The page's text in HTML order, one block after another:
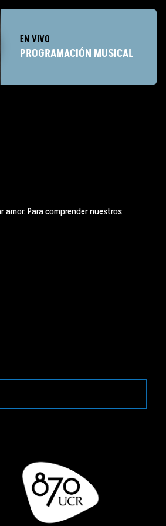
EN VIVO
PROGRAMACIÓN MUSICAL
Para comprender nuestros